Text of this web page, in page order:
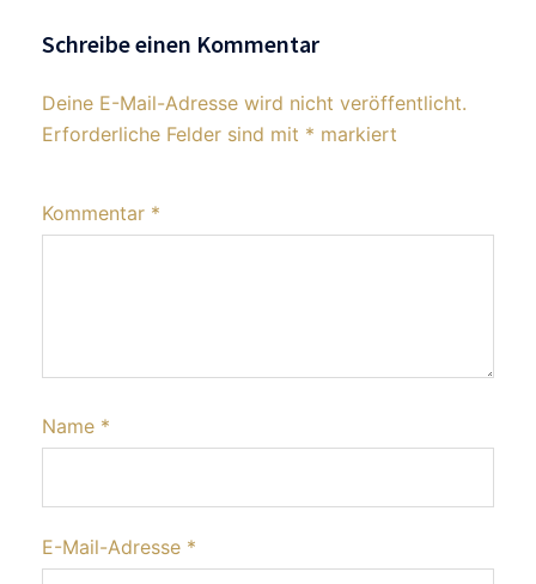
Schreibe einen Kommentar
Deine E-Mail-Adresse wird nicht veröffentlicht.
Erforderliche Felder sind mit * markiert
Kommentar *
Name *
E-Mail-Adresse *